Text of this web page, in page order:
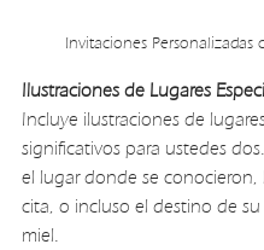
Invitaciones Personalizadas
Ilustraciones de Lugares
Incluye ilustraciones de
significativos para ustedes
el lugar donde se conocieron,
cita, o incluso el destino de
miel.